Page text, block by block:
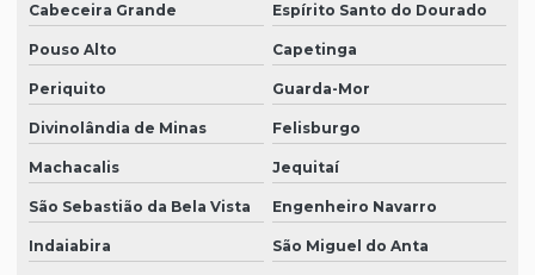
Cabeceira Grande Espírito Santo do Dourado
Pouso Alto Capetinga
Periquito Guarda-Mor
Divinolândia de Minas Felisburgo
Machacalis Jequitaí
São Sebastião da Bela Vista Engenheiro Navarro
Indaiabira São Miguel do Anta